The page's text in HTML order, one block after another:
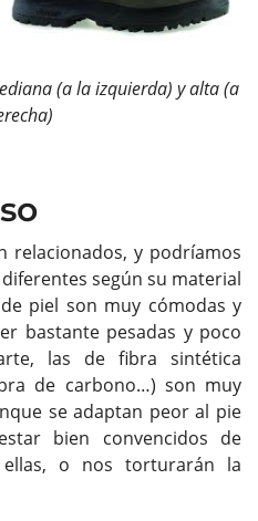
(a la izquierda) y alta (a
relacionados, y podríamos
según su material
piel son muy cómodas y
bastante pesadas y poco
las de fibra sintética
de carbono…) son muy
se adaptan peor al pie
bien convencidos de
o nos torturarán la